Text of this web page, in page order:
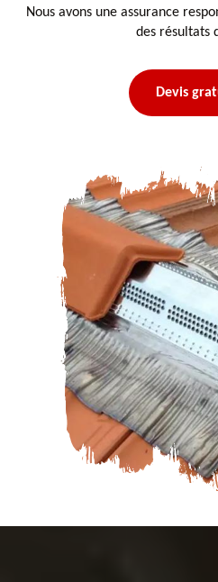
Nous avons une assurance
des résultats
Devis